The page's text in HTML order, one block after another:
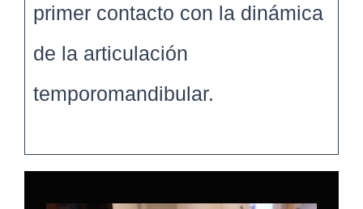
primer contacto con la dinámica
de la articulación
temporomandibular.